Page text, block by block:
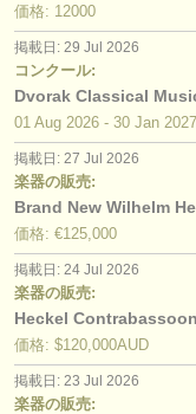
価格: 12000
掲載日: 29 Jul 2026
コンクール:
Dvorak Classical
01 Aug 2026 - 30 Jan 2027
掲載日: 27 Jul 2026
楽器の販売:
Brand New Wilhelm
価格: €125,000
掲載日: 24 Jul 2026
楽器の販売:
Heckel
価格: $120,000AUD
掲載日: 23 Jul 2026
楽器の販売: